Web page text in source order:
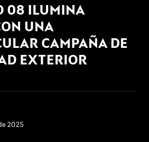
08 ILUMINA
UNA
CAMPAÑA DE
EXTERIOR
2025